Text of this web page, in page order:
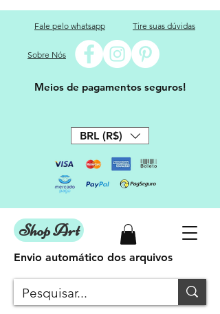
Fale pelo whatsapp Tire suas dúvidas
Sobre Nós
Meios de pagamentos seguros!
BRL (R$)
Shop Art
Envio automático dos arquivos